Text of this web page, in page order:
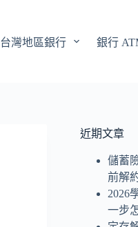
台灣地區銀行 銀行
近期文章
儲蓄
前解
2026
一步